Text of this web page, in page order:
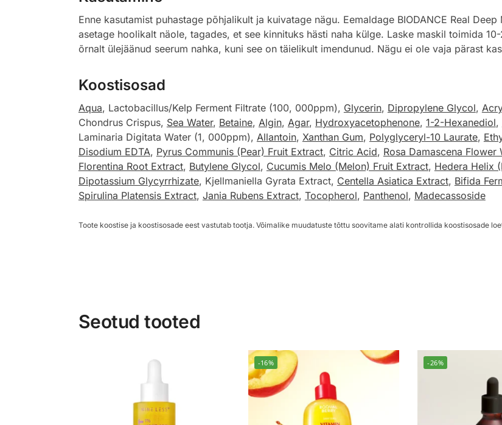
Enne kasutamist puhastage põhjalikult ja kuivatage nägu. Eemaldage BIODANCE Real
asetage hoolikalt näole, tagades, et see kinnituks hästi naha külge. Laske maskil toimida
õrnalt ülejäänud seerum nahka, kuni see on täielikult imendunud. Nägu ei ole vaja pärast
Koostisosad
Aqua, Lactobacillus/Kelp Ferment Filtrate (100, 000ppm), Glycerin, Dipropylene Glycol,
Chondrus Crispus, Sea Water, Betaine, Algin, Agar, Hydroxyacetophenone, 1-2-Hexanediol,
Laminaria Digitata Water (1, 000ppm), Allantoin, Xanthan Gum, Polyglyceryl-10 Laurate,
Disodium EDTA, Pyrus Communis (Pear) Fruit Extract, Citric Acid, Rosa Damascena Flower
Florentina Root Extract, Butylene Glycol, Cucumis Melo (Melon) Fruit Extract, Hedera Helix
Dipotassium Glycyrrhizate, Kjellmaniella Gyrata Extract, Centella Asiatica Extract, Bifida
Spirulina Platensis Extract, Jania Rubens Extract, Tocopherol, Panthenol, Madecassoside
Toote koostise ja koostisosade eest vastutab tootja. Võimalike muudatuste tõttu soovitame alati kontrollida koostisosade
Seotud tooted
-16% -26%